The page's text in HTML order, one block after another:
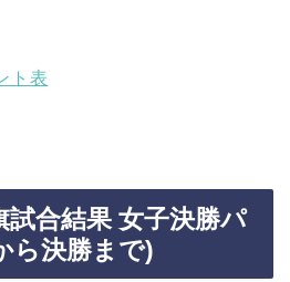
ト表
試合結果 女子決勝パ
ら決勝まで)